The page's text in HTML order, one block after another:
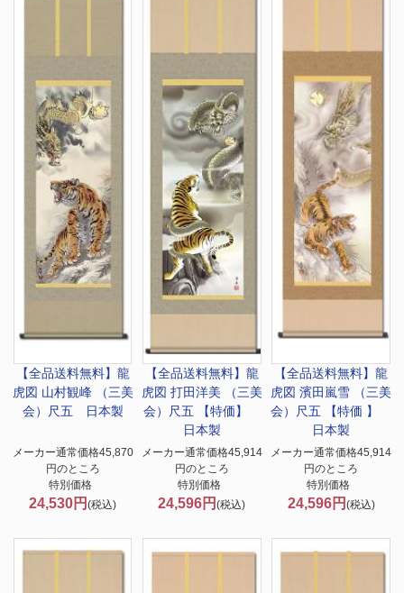
【全品送料無料】 龍
虎図 山村観峰 （三美
会）尺五 日本製
メーカー通常価格45,870
円のところ
特別価格
24,530円(税込)
【全品送料無料】 龍
虎図 打田洋美 （三美
会）尺五 【特価】
日本製
メーカー通常価格45,914
円のところ
特別価格
24,596円(税込)
【全品送料無料】龍
虎図 濱田嵐雪 （三美
会）尺五 【特価 】
日本製
メーカー通常価格45,914
円のところ
特別価格
24,596円 (税込)